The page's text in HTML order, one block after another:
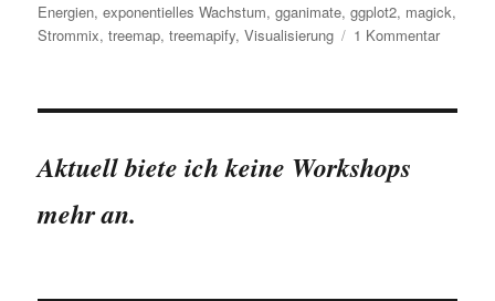
Energien,exponentielles Wachstum,gganimate,ggplot2, magick,
Strommix,treemap,treemapify,Visualisierung 1 Kommentarzu
Aktuell biete ich keine Workshops
mehr an.